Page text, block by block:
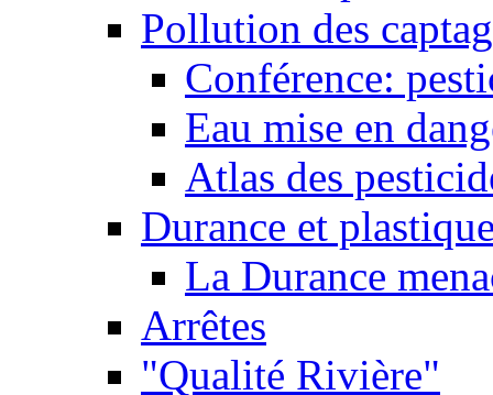
Pollution des
Conférence:
Eau mise en
Atlas des
Durance et
La Durance
Arrêtes
"Qualité Rivière"